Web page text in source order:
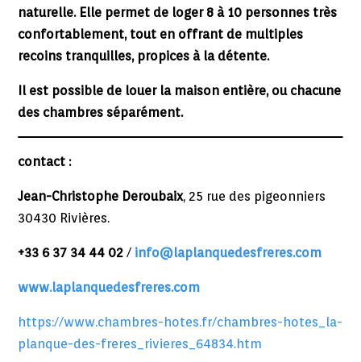
naturelle. Elle permet de loger 8 à 10 personnes très
confortablement, tout en offrant de multiples
recoins tranquilles, propices à la détente.
Il est possible de louer la maison entière, ou chacune
des chambres séparément.
contact :
Jean-Christophe Deroubaix, 25 rue des pigeonniers
30430 Rivières.
+33 6 37 34 44 02/ info@laplanquedesfreres.com
www.laplanquedesfreres.com
https://www.chambres-hotes.fr/chambres-hotes_la-
planque-des-freres_rivieres_64834.htm